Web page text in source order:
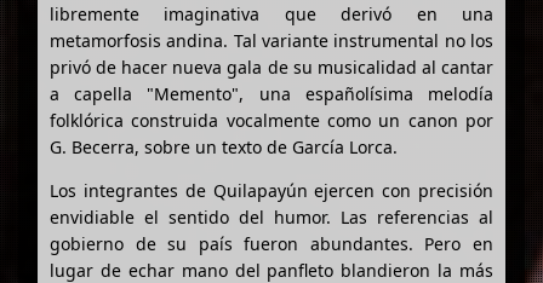
libremente imaginativa que derivó en una
metamorfosis andina. Tal variante instrumental no los
privó de hacer nueva gala de su musicalidad al cantar
a capella "Memento", una españolísima melodía
folklórica construida vocalmente como un canon por
G. Becerra, sobre un texto de García Lorca.
Los integrantes de Quilapayún ejercen con precisión
envidiable el sentido del humor. Las referencias al
gobierno de su país fueron abundantes. Pero en
lugar de echar mano del panfleto blandieron la más